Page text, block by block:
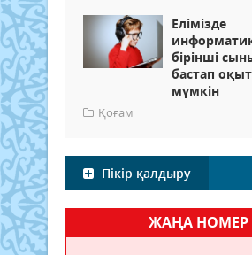
Елімізде
бірінші
бастап
мүмкін
Қоғам
Пікір қалдыру
ЖАҢА НОМЕР